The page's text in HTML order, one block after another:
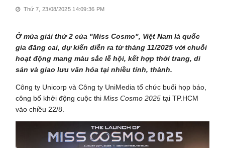
Thứ 7, 23/08/2025 14:09:36 PM
Ở mùa giải thứ 2 của "Miss Cosmo", Việt Nam là quốc
gia đăng cai, dự kiến diễn ra từ tháng 11/2025 với chuỗi
hoạt động mang màu sắc lễ hội, kết hợp thời trang, di
sản và giao lưu văn hóa tại nhiều tỉnh, thành.
Công ty Unicorp và Công ty UniMedia tổ chức buổi họp báo,
công bố khởi động cuộc thiMiss Cosmo 2025tại TP.HCM
vào chiều 22/8.